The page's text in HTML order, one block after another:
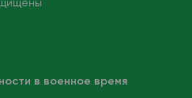
в военное время